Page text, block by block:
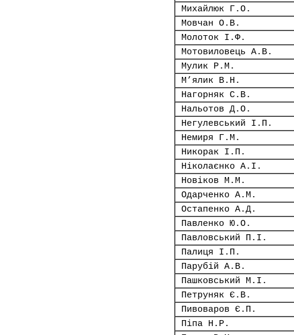
Михайлюк Г.О.
Мовчан О.В.
Молоток І.Ф.
Мотовиловець А.В.
Мулик Р.М.
М’ялик В.Н.
Нагорняк С.В.
Нальотов Д.О.
Негулевський І.П.
Немиря Г.М.
Никорак І.П.
Ніколаєнко А.І.
Новіков М.М.
Одарченко А.М.
Остапенко А.Д.
Павленко Ю.О.
Павловський П.І.
Палиця І.П.
Парубій А.В.
Пашковський М.І.
Петруняк Є.В.
Пивоваров Є.П.
Піпа Н.Р.